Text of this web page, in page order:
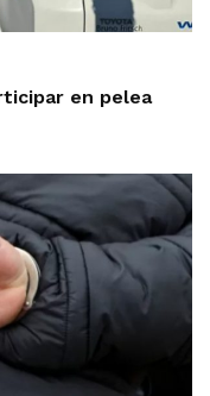
en pelea